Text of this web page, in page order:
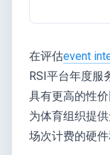
在评估event
RSI平台年度服
具有更高的性
为体育组织提
场次计费的硬件